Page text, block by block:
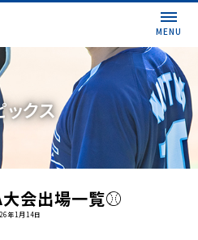
MENU
ックス
会出場一覧⚾
年1月14日